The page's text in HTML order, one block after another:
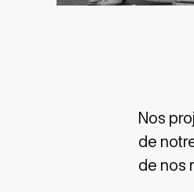
Nos
de
de nos